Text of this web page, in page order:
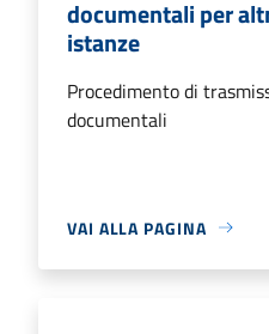
documentali per
istanze
Procedimento di
documentali
VAI ALLA PAGINA